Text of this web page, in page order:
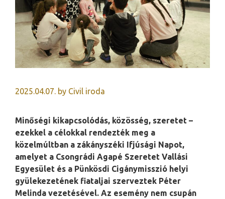
2025.04.07. by Civil iroda
Minőségi kikapcsolódás, közösség, szeretet –
ezekkel a célokkal rendezték meg a
közelmúltban a zákányszéki Ifjúsági Napot,
amelyet a Csongrádi Agapé Szeretet Vallási
Egyesület és a Pünkösdi Cigánymisszió helyi
gyülekezetének fiataljai szerveztek Péter
Melinda vezetésével. Az esemény nem csupán